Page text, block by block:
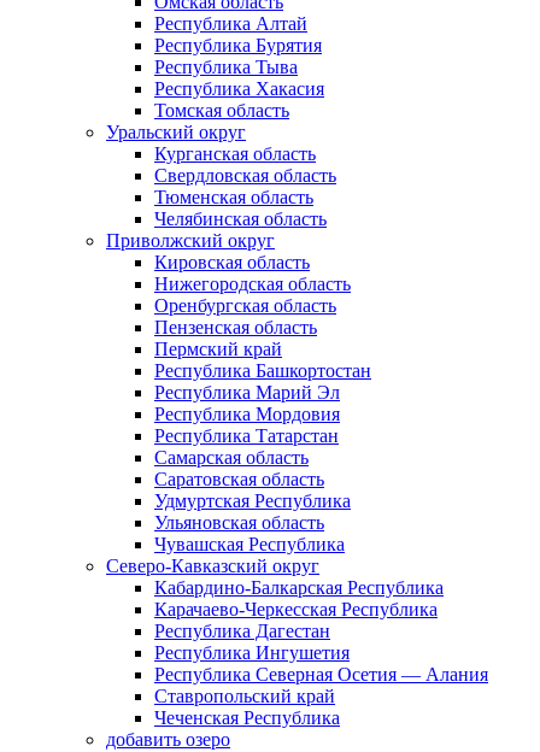
Республика Алтай
Республика Бурятия
Республика Тыва
Республика Хакасия
Томская область
Уральский округ
Курганская область
Свердловская область
Тюменская область
Челябинская область
Приволжский округ
Кировская область
Нижегородская область
Оренбургская область
Пензенская область
Пермский край
Республика Башкортостан
Республика Марий Эл
Республика Мордовия
Республика Татарстан
Самарская область
Саратовская область
Удмуртская Республика
Ульяновская область
Чувашская Республика
Северо-Кавказский округ
Кабардино-Балкарская Республика
Карачаево-Черкесская Республика
Республика Дагестан
Республика Ингушетия
Республика Северная Осетия — Алания
Ставропольский край
Чеченская Республика
добавить озеро